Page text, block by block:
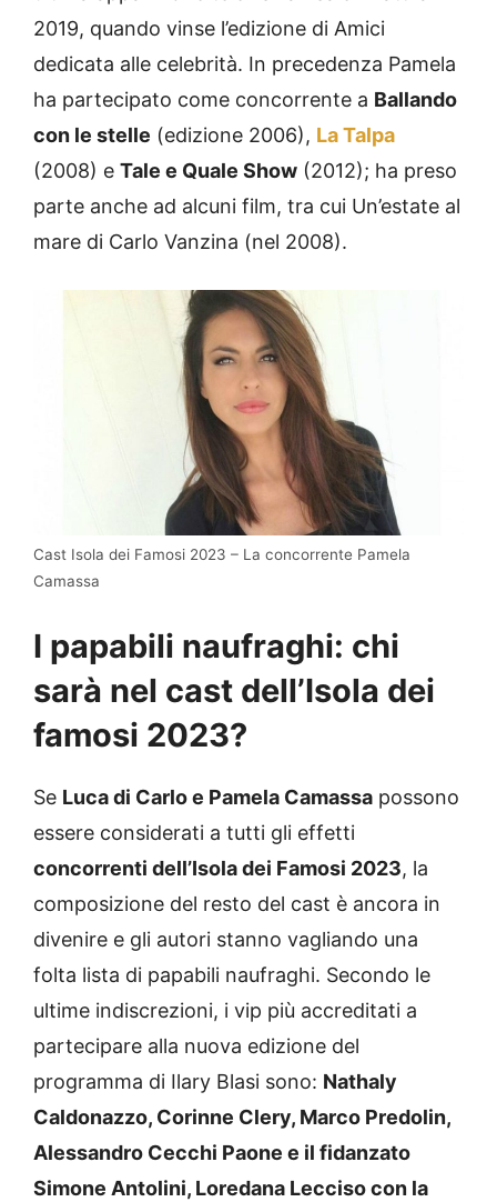
2019, quando vinse l’edizione di Amici
dedicata alle celebrità. In precedenza Pamela
ha partecipato come concorrente a Ballando
con le stelle (edizione 2006), La Talpa
(2008) e Tale e Quale Show (2012); ha preso
parte anche ad alcuni film, tra cui Un’estate al
mare di Carlo Vanzina (nel 2008).
Cast Isola dei Famosi 2023 – La concorrente Pamela
Camassa
I papabili naufraghi: chi
sarà nel cast dell’Isola dei
famosi 2023?
Se Luca di Carlo e Pamela Camassa possono
essere considerati a tutti gli effetti
concorrenti dell’Isola dei Famosi 2023, la
composizione del resto del cast è ancora in
divenire e gli autori stanno vagliando una
folta lista di papabili naufraghi. Secondo le
ultime indiscrezioni, i vip più accreditati a
partecipare alla nuova edizione del
programma di Ilary Blasi sono: Nathaly
Caldonazzo, Corinne Clery, Marco Predolin,
Alessandro Cecchi Paone e il fidanzato
Simone Antolini, Loredana Lecciso con la